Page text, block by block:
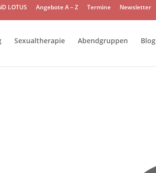
LOTUS Angebote A – Z Termine Newsletter
Sexualtherapie Abendgruppen Blog